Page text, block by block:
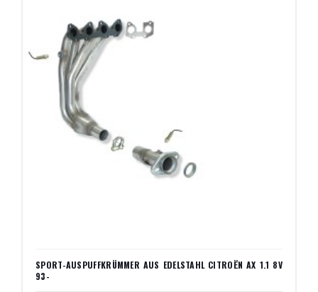
SPORT-AUSPUFFKRÜMMER AUS EDELSTAHL CITROËN AX 1.1 8V
93-